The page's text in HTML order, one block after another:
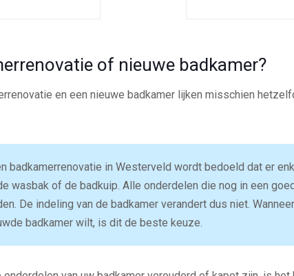
of nieuwe badkamer?
en een nieuwe badkamer lijken misschien
badkamerrenovatie in Westerveld wordt bedoeld dat er
wasbak of de badkuip. Alle onderdelen die nog in een
De indeling van de badkamer verandert dus niet.
badkamer wilt, is dit de beste keuze.